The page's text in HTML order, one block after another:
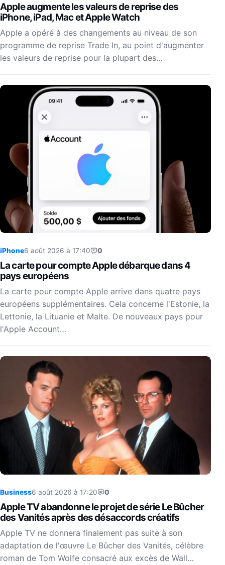
Apple augmente les valeurs de reprise des
iPhone, iPad, Mac et Apple Watch
Apple a opéré à des changements au niveau de son
programme de reprise Trade In, au point d'augmenter
les valeurs de reprise pour la plupart des…
iPhone6 août 2026 à 17:40 0
La carte pour compte Apple débarque dans 4
pays européens
La carte pour compte Apple arrive dans quatre pays
européens supplémentaires. Cela concerne l'Estonie, la
Lettonie, la Lituanie et Malte. De nouveaux pays pour
l'Apple Account…
Business6 août 2026 à 17:20 0
Apple TV abandonne le projet de série Le Bûcher
des Vanités après des désaccords créatifs
Apple TV ne donnera finalement pas suite à son
adaptation de l'œuvre Le Bûcher des Vanités, célèbre
roman de Tom Wolfe consacré aux excès de Wall…